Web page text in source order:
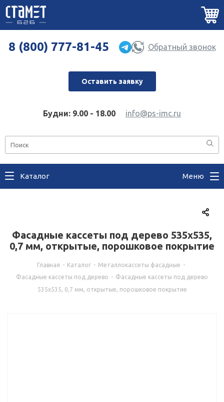
8 (800) 777-81-45 Обратный звонок
Оставить заявку
Будни: 9.00 - 18.00 info@ps-imc.ru
Каталог Меню
Фасадные кассеты под дерево 535х535,
0,7 мм, открытые, порошковое покрытие
Главная - Каталог - Металлокассеты фасадные -
Фасадные кассеты под дерево - Фасадные кассеты под дерево
535х535, 0,7 мм, открытые, порошковое покрытие